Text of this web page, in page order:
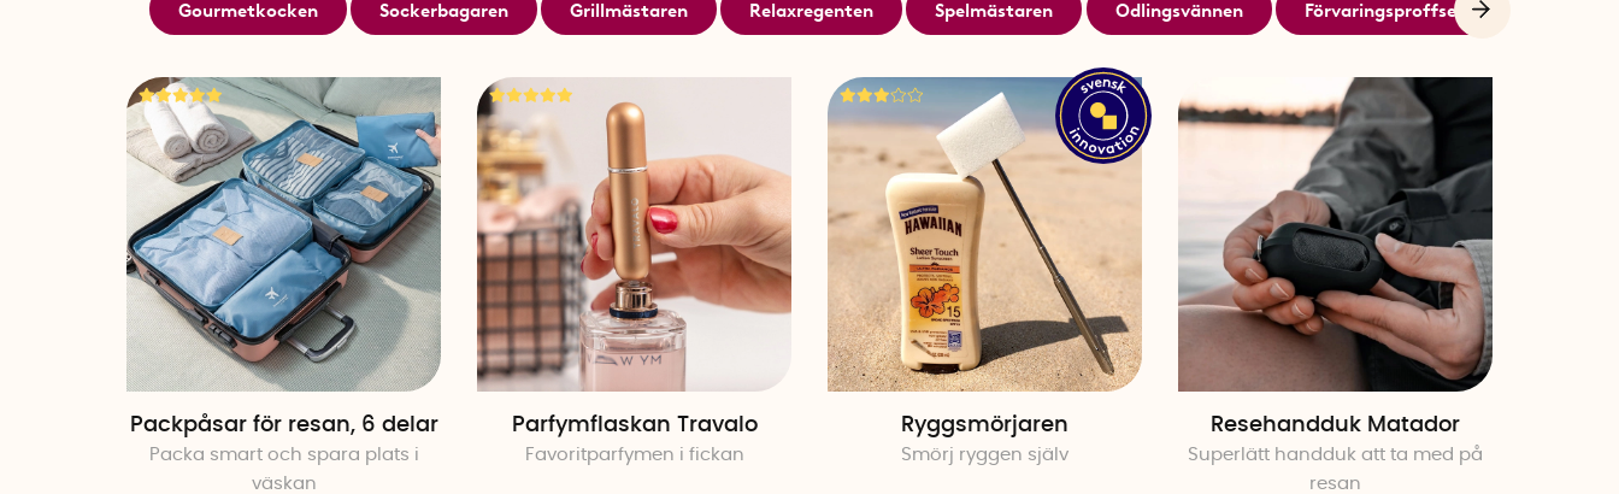
Namn Ö-A
Högsta pris
Publiceringsdatum
Gourmetkocken Sockerbagaren Grillmästaren Relaxregenten Spelmästaren Odlingsvännen Förvaringsproffset
Packpåsar för resan, 6 delar
Packa smart och spara plats i
väskan
Parfymflaskan Travalo
Favoritparfymen i fickan
Ryggsmörjaren
Smörj ryggen själv
Resehandduk Matador
Superlätt handduk att ta med på
resan